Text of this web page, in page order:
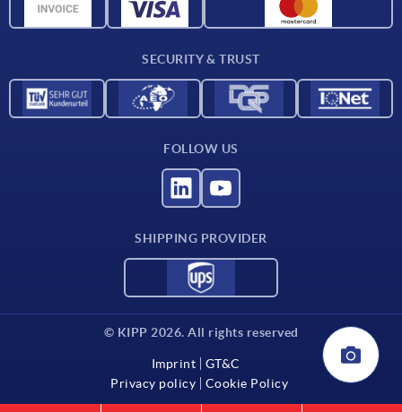
CAD data
SECURITY & TRUST
FOLLOW US
SHIPPING PROVIDER
© KIPP 2026. All rights reserved
Imprint
GT&C
Privacy policy
Cookie Policy